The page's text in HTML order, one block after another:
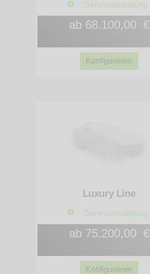
Serienausstattung
ab 68.100,00 €
Konfigurieren
Luxury Line
Serienausstattung
ab 75.200,00 €
Konfigurieren